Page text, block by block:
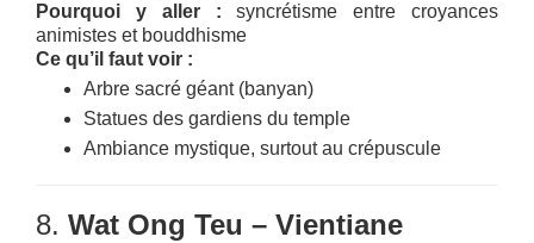
Pourquoi y aller : syncrétisme entre croyances
animistes et bouddhisme
Ce qu’il faut voir :
Arbre sacré géant (banyan)
Statues des gardiens du temple
Ambiance mystique, surtout au crépuscule
8. Wat Ong Teu – Vientiane